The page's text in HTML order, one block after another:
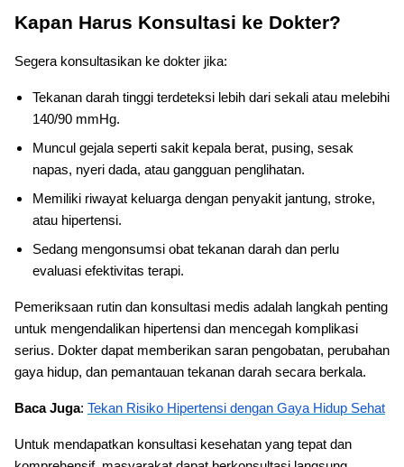
Kapan Harus Konsultasi ke Dokter?
Segera konsultasikan ke dokter jika:
Tekanan darah tinggi terdeteksi lebih dari sekali atau melebihi
140/90 mmHg.
Muncul gejala seperti sakit kepala berat, pusing, sesak
napas, nyeri dada, atau gangguan penglihatan.
Memiliki riwayat keluarga dengan penyakit jantung, stroke,
atau hipertensi.
Sedang mengonsumsi obat tekanan darah dan perlu
evaluasi efektivitas terapi.
Pemeriksaan rutin dan konsultasi medis adalah langkah penting
untuk mengendalikan hipertensi dan mencegah komplikasi
serius. Dokter dapat memberikan saran pengobatan, perubahan
gaya hidup, dan pemantauan tekanan darah secara berkala.
Baca Juga: Tekan Risiko Hipertensi dengan Gaya Hidup Sehat
Untuk mendapatkan konsultasi kesehatan yang tepat dan